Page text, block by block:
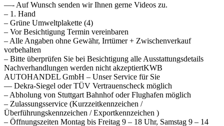
—- Auf Wunsch senden wir Ihnen gerne Videos zu.
– 1. Hand
– Grüne Umweltplakette (4)
– Vor Besichtigung Termin vereinbaren
– Alle Angaben ohne Gewähr, Irrtümer + Zwischenverkauf
vorbehalten
– Bitte überprüfen Sie bei Besichtigung alle Ausstattungsdetails
Nachverhandlungen werden nicht akzeptiertKWB
AUTOHANDEL GmbH – Unser Service für Sie
— Dekra-Siegel oder TÜV Vertrauenscheck möglich
– Abholung von Stuttgart Bahnhof oder Flughafen möglich
– Zulassungsservice (Kurzzeitkennzeichen /
Überführungskennzeichen / Exportkennzeichen )
– Öffnungszeiten Montag bis Freitag 9 – 18 Uhr, Samstag 9 – 14